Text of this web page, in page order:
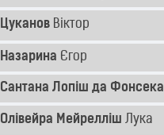
Цуканов Віктор
Назарина Єгор
Сантана Лопіш да Фонсека
Олівейра Мейрелліш Лука